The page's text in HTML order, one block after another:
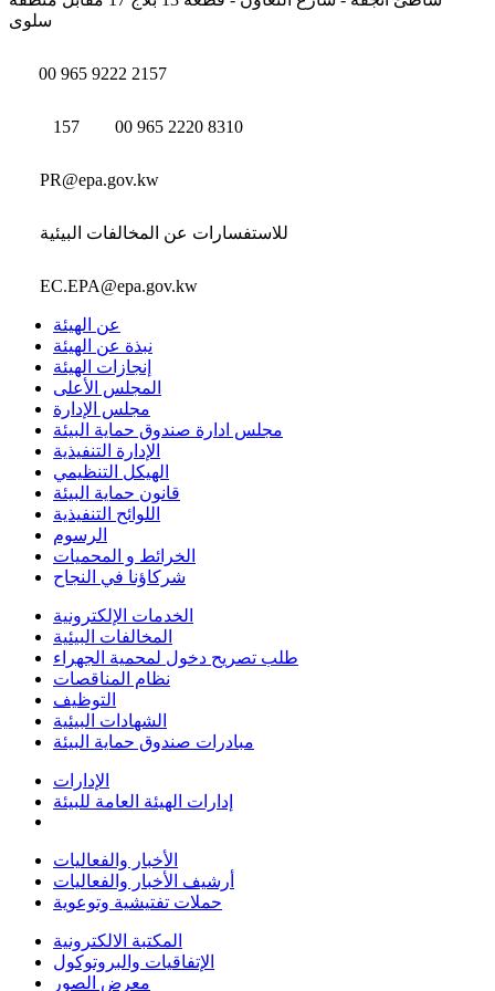
سلوى
00 965 9222 2157
157 00 965 2220 8310
PR@epa.gov.kw
للاستفسارات عن المخالفات البيئية
EC.EPA@epa.gov.kw
عن الهيئة
نبذة عن الهيئة
إنجازات الهيئة
المجلس الأعلى
مجلس الإدارة
مجلس ادارة صندوق حماية البيئة
الإدارة التنفيذية
الهيكل التنظيمي
قانون حماية البيئة
اللوائح التنفيذية
الرسوم
الخرائط و المحميات
شركاؤنا في النجاح
الخدمات الإلكترونية
المخالفات البيئية
طلب تصريح دخول لمحمية الجهراء
نظام المناقصات
التوظيف
الشهادات البيئية
مبادرات صندوق حماية البيئة
الإدارات
إدارات الهيئة العامة للبيئة
الأخبار والفعاليات
أرشيف الأخبار والفعاليات
حملات تفتيشية وتوعوية
المكتبة الالكترونية
الإتفاقيات والبروتوكول
معرض الصور